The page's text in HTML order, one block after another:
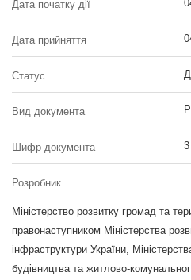
Дата початку дії
Дата прийняття
Статус
Вид документа
Шифр документа 3
Розробник
Міністерство розвитку громад та
правонаступником Міністерства
інфраструктури України,
будівництва та житлово-